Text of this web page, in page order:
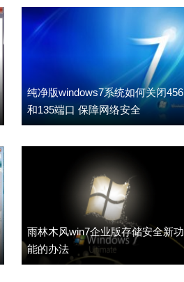
纯净版windows7系统如何关闭456
和135端口 保障网络安全
雨林木风win7企业版存储安全新功
能的办法